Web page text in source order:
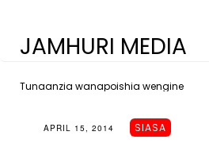
JAMHURI MEDIA
Tunaanzia wanapoishia wengine
APRIL 15, 2014 SIASA